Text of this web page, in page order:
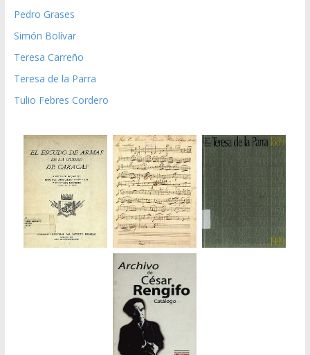
Pedro Grases
Simón Bolívar
Teresa Carreño
Teresa de la Parra
Tulio Febres Cordero